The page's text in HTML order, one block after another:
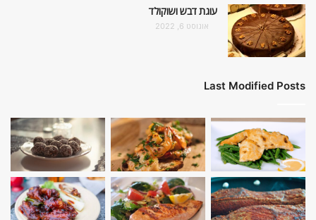
עוגת דבש ושוקולד
אוגוסט 6, 2022
Last Modified Posts